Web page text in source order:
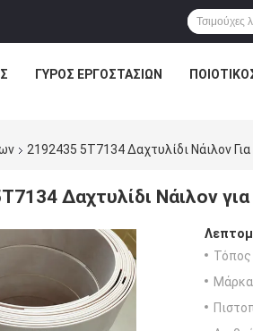
ΓΎΡΟΣ ΕΡΓΟΣΤΑΣΊΩΝ
2192435 5T7134 Δαχτυλίδι Νάιλον
Δαχτυλίδι Νάιλον
Τόπος